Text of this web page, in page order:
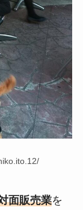
面販売業を